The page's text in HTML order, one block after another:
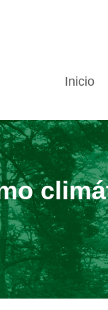
Inicio